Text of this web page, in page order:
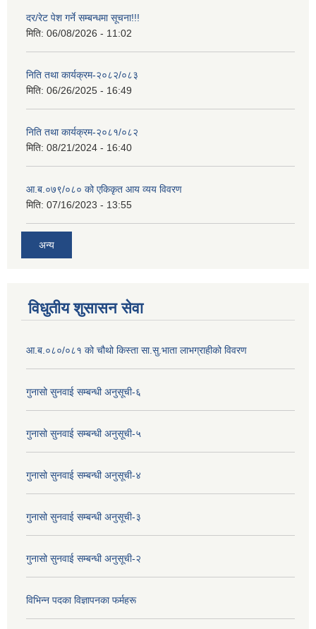
दर/रेट पेश गर्ने सम्बन्धमा सूचना!!!
मिति: 06/08/2026 - 11:02
निति तथा कार्यक्रम-२०८२/०८३
मिति: 06/26/2025 - 16:49
निति तथा कार्यक्रम-२०८१/०८२
मिति: 08/21/2024 - 16:40
आ.ब.०७९/०८० को एकिकृत आय व्यय विवरण
मिति: 07/16/2023 - 13:55
अन्य
विधुतीय शुसासन सेवा
आ.ब.०८०/०८१ को चौथो किस्ता सा.सु.भाता लाभग्राहीको विवरण
गुनासो सुनवाई सम्बन्धी अनुसूची-६
गुनासो सुनवाई सम्बन्धी अनुसूची-५
गुनासो सुनवाई सम्बन्धी अनुसूची-४
गुनासो सुनवाई सम्बन्धी अनुसूची-३
गुनासो सुनवाई सम्बन्धी अनुसूची-२
विभिन्न पदका विज्ञापनका फर्महरू